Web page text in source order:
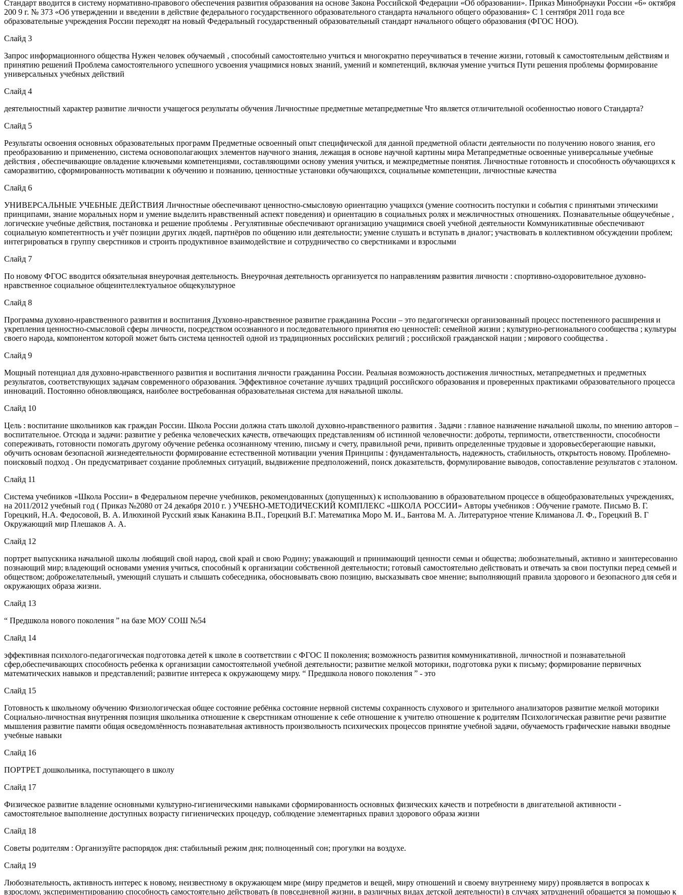
Стандарт вводится в систему нормативно-правового обеспечения развития образования на основе Закона Российской Федерации «Об образовании». Приказ Минобрнауки России «6» октября
200 9 г. № 373 «Об утверждении и введении в действие федерального государственного образовательного стандарта начального общего образования» С 1 сентября 2011 года все
образовательные учреждения России переходят на новый Федеральный государственный образовательный стандарт начального общего образования (ФГОС НОО).
Слайд 3
Запрос информационного общества Нужен человек обучаемый , способный самостоятельно учиться и многократно переучиваться в течение жизни, готовый к самостоятельным действиям и
принятию решений Проблема самостоятельного успешного усвоения учащимися новых знаний, умений и компетенций, включая умение учиться Пути решения проблемы формирование
универсальных учебных действий
Слайд 4
деятельностный характер развитие личности учащегося результаты обучения Личностные предметные метапредметные Что является отличительной особенностью нового Стандарта?
Слайд 5
Результаты освоения основных образовательных программ Предметные освоенный опыт специфической для данной предметной области деятельности по получению нового знания, его
преобразованию и применению, система основополагающих элементов научного знания, лежащая в основе научной картины мира Метапредметные освоенные универсальные учебные
действия , обеспечивающие овладение ключевыми компетенциями, составляющими основу умения учиться, и межпредметные понятия. Личностные готовность и способность обучающихся к
саморазвитию, сформированность мотивации к обучению и познанию, ценностные установки обучающихся, социальные компетенции, личностные качества
Слайд 6
УНИВЕРСАЛЬНЫЕ УЧЕБНЫЕ ДЕЙСТВИЯ Личностные обеспечивают ценностно-смысловую ориентацию учащихся (умение соотносить поступки и события с принятыми этическими
принципами, знание моральных норм и умение выделить нравственный аспект поведения) и ориентацию в социальных ролях и межличностных отношениях. Познавательные общеучебные ,
логические учебные действия, постановка и решение проблемы . Регулятивные обеспечивают организацию учащимися своей учебной деятельности Коммуникативные обеспечивают
социальную компетентность и учёт позиции других людей, партнёров по общению или деятельности; умение слушать и вступать в диалог; участвовать в коллективном обсуждении проблем;
интегрироваться в группу сверстников и строить продуктивное взаимодействие и сотрудничество со сверстниками и взрослыми
Слайд 7
По новому ФГОС вводится обязательная внеурочная деятельность. Внеурочная деятельность организуется по направлениям развития личности : спортивно-оздоровительное духовно-
нравственное социальное общеинтеллектуальное общекультурное
Слайд 8
Программа духовно-нравственного развития и воспитания Духовно-нравственное развитие гражданина России – это педагогически организованный процесс постепенного расширения и
укрепления ценностно-смысловой сферы личности, посредством осознанного и последовательного принятия ею ценностей: семейной жизни ; культурно-регионального сообщества ; культуры
своего народа, компонентом которой может быть система ценностей одной из традиционных российских религий ; российской гражданской нации ; мирового сообщества .
Слайд 9
Мощный потенциал для духовно-нравственного развития и воспитания личности гражданина России. Реальная возможность достижения личностных, метапредметных и предметных
результатов, соответствующих задачам современного образования. Эффективное сочетание лучших традиций российского образования и проверенных практиками образовательного процесса
инноваций. Постоянно обновляющаяся, наиболее востребованная образовательная система для начальной школы.
Слайд 10
Цель : воспитание школьников как граждан России. Школа России должна стать школой духовно-нравственного развития . Задачи : главное назначение начальной школы, по мнению авторов –
воспитательное. Отсюда и задачи: развитие у ребенка человеческих качеств, отвечающих представлениям об истинной человечности: доброты, терпимости, ответственности, способности
сопереживать, готовности помогать другому обучение ребенка осознанному чтению, письму и счету, правильной речи, привить определенные трудовые и здоровьесберегающие навыки,
обучить основам безопасной жизнедеятельности формирование естественной мотивации учения Принципы : фундаментальность, надежность, стабильность, открытость новому. Проблемно-
поисковый подход . Он предусматривает создание проблемных ситуаций, выдвижение предположений, поиск доказательств, формулирование выводов, сопоставление результатов с эталоном.
Слайд 11
Система учебников «Школа России» в Федеральном перечне учебников, рекомендованных (допущенных) к использованию в образовательном процессе в общеобразовательных учреждениях,
на 2011/2012 учебный год ( Приказ №2080 от 24 декабря 2010 г. ) УЧЕБНО-МЕТОДИЧЕСКИЙ КОМПЛЕКС «ШКОЛА РОССИИ» Авторы учебников : Обучение грамоте. Письмо В. Г.
Горецкий, Н.А. Федосовой, В. А. Илюхиной Русский язык Канакина В.П., Горецкий В.Г. Математика Моро М. И., Бантова М. А. Литературное чтение Климанова Л. Ф., Горецкий В. Г
Окружающий мир Плешаков А. А.
Слайд 12
портрет выпускника начальной школы любящий свой народ, свой край и свою Родину; уважающий и принимающий ценности семьи и общества; любознательный, активно и заинтересованно
познающий мир; владеющий основами умения учиться, способный к организации собственной деятельности; готовый самостоятельно действовать и отвечать за свои поступки перед семьей и
обществом; доброжелательный, умеющий слушать и слышать собеседника, обосновывать свою позицию, высказывать свое мнение; выполняющий правила здорового и безопасного для себя и
окружающих образа жизни.
Слайд 13
“ Предшкола нового поколения ” на базе МОУ СОШ №54
Слайд 14
эффективная психолого-педагогическая подготовка детей к школе в соответствии с ФГОС II поколения; возможность развития коммуникативной, личностной и познавательной
сфер,обеспечивающих способность ребенка к организации самостоятельной учебной деятельности; развитие мелкой моторики, подготовка руки к письму; формирование первичных
математических навыков и представлений; развитие интереса к окружающему миру. “ Предшкола нового поколения ” - это
Слайд 15
Готовность к школьному обучению Физиологическая общее состояние ребёнка состояние нервной системы сохранность слухового и зрительного анализаторов развитие мелкой моторики
Социально-личностная внутренняя позиция школьника отношение к сверстникам отношение к себе отношение к учителю отношение к родителям Психологическая развитие речи развитие
мышления развитие памяти общая осведомлённость познавательная активность произвольность психических процессов принятие учебной задачи, обучаемость графические навыки вводные
учебные навыки
Слайд 16
ПОРТРЕТ дошкольника, поступающего в школу
Слайд 17
Физическое развитие владение основными культурно-гигиеническими навыками сформированность основных физических качеств и потребности в двигательной активности -
самостоятельное выполнение доступных возрасту гигиенических процедур, соблюдение элементарных правил здорового образа жизни
Слайд 18
Советы родителям : Организуйте распорядок дня: стабильный режим дня; полноценный сон; прогулки на воздухе.
Слайд 19
Любознательность, активность интерес к новому, неизвестному в окружающем мире (миру предметов и вещей, миру отношений и своему внутреннему миру) проявляется в вопросах к
взрослому, экспериментированию способность самостоятельно действовать (в повседневной жизни, в различных видах детской деятельности) в случаях затруднений обращается за помощью к